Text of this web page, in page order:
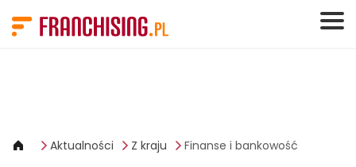
Aktualności Z kraju Finanse i bankowość